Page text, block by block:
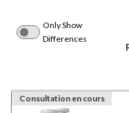
Only Show
Differences
Consultation en cours